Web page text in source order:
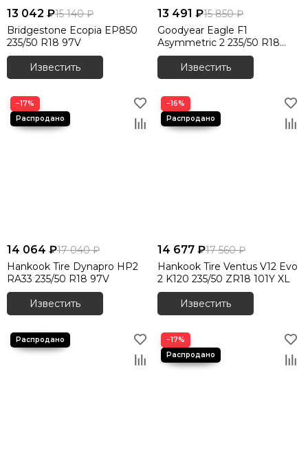
13 042 ₽15 140 ₽
Bridgestone Ecopia EP850
235/50 R18 97V
Известить
13 491 ₽15 850 ₽
Goodyear Eagle F1
Asymmetric 2 235/50 R18
101W XL
Известить
−17%
14 064 ₽17 040 ₽
Hankook Tire Dynapro HP2
RA33 235/50 R18 97V
Известить
−16%
14 677 ₽17 560 ₽
Hankook Tire Ventus V12 Evo
2 K120 235/50 ZR18 101Y XL
Известить
−17%